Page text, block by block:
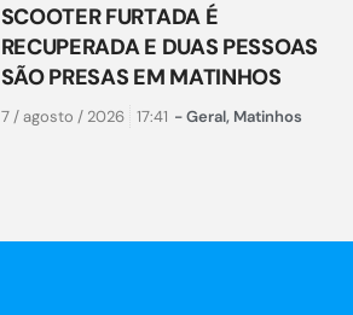
SCOOTER FURTADA É
RECUPERADA E DUAS PESSOAS
SÃO PRESAS EM MATINHOS
7 / agosto / 2026 17:41 -Geral, Matinhos